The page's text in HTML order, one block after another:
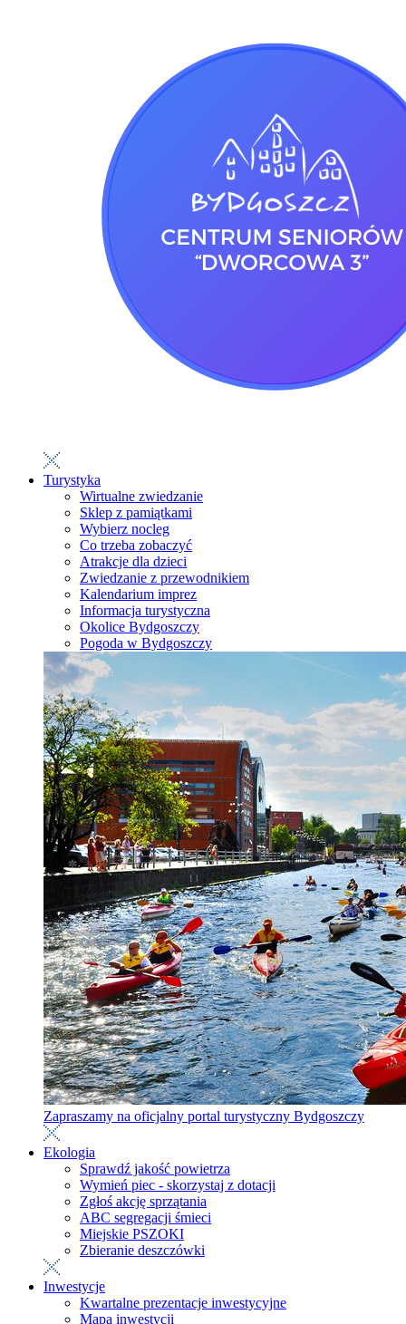
Turystyka
Wirtualne zwiedzanie
Sklep z pamiątkami
Wybierz nocleg
Co trzeba zobaczyć
Atrakcje dla dzieci
Zwiedzanie z przewodnikiem
Kalendarium imprez
Informacja turystyczna
Okolice Bydgoszczy
Pogoda w Bydgoszczy
Zapraszamy na oficjalny portal turystyczny Bydgoszczy
Ekologia
Sprawdź jakość powietrza
Wymień piec - skorzystaj z dotacji
Zgłoś akcję sprzątania
ABC segregacji śmieci
Miejskie PSZOKI
Zbieranie deszczówki
Inwestycje
Kwartalne prezentacje inwestycyjne
Mapa inwestycji